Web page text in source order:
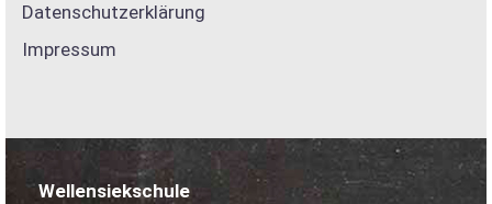
Datenschutzerklärung
Impressum
Wellensiekschule